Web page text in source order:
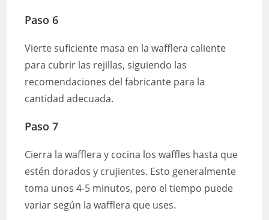
Paso 6
Vierte suficiente masa en la wafflera caliente
para cubrir las rejillas, siguiendo las
recomendaciones del fabricante para la
cantidad adecuada.
Paso 7
Cierra la wafflera y cocina los waffles hasta que
estén dorados y crujientes. Esto generalmente
toma unos 4-5 minutos, pero el tiempo puede
variar según la wafflera que uses.